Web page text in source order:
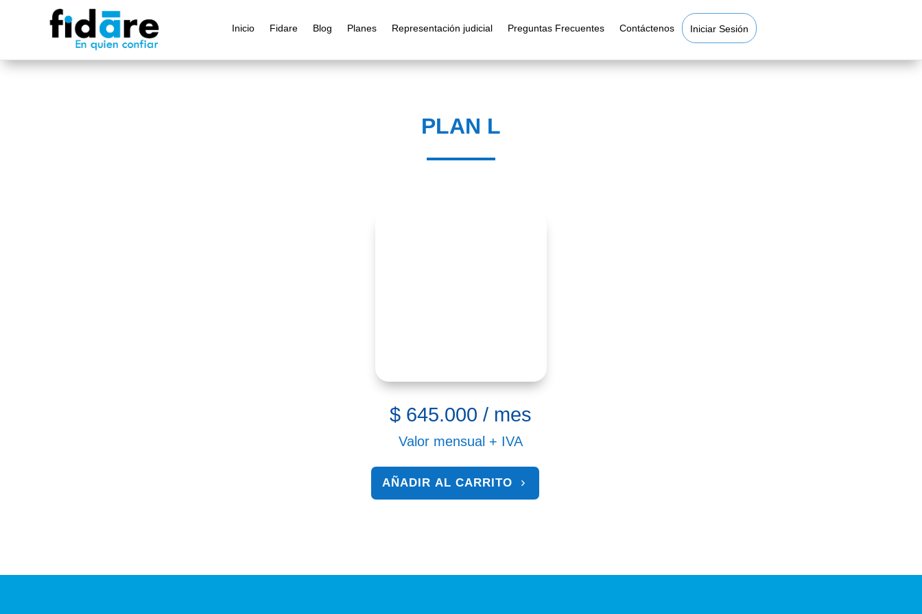
Inicio Fidare Blog Planes Representación judicial Preguntas Frecuentes Contáctenos Iniciar Sesión
PLAN L
$ 645.000 / mes
Valor mensual + IVA
AÑADIR AL CARRITO